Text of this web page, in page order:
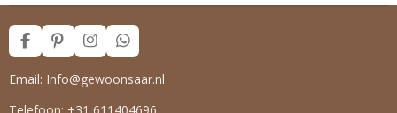
F
a
c
e
b
P
i
n
t
I
n
s
t
a
W
h
a
t
s
Email: Info@gewoonsaar.nl